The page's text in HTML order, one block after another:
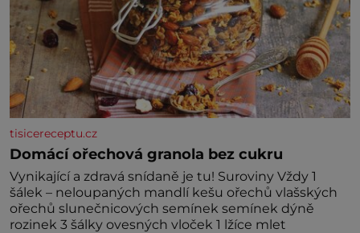
tisicereceptu.cz
Domácí ořechová granola bez cukru
Vynikající a zdravá snídaně je tu! Suroviny Vždy 1
šálek – neloupaných mandlí kešu ořechů vlašských
ořechů slunečnicových semínek semínek dýně
rozinek 3 šálky ovesných vloček 1 lžíce mlet